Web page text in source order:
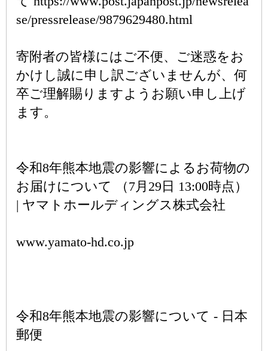
se/pressrelease/9879629480.html
寄附者の皆様にはご不便、ご迷惑をお
かけし誠に申し訳ございませんが、何
卒ご理解賜りますようお願い申し上げ
ます。
令和8年熊本地震の影響によるお荷物の
お届けについて （7月29日 13:00時点）
| ヤマトホールディングス株式会社
www.yamato-hd.co.jp
令和8年熊本地震の影響について - 日本
郵便